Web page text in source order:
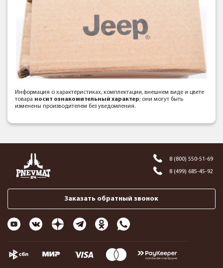
Информация о характеристиках, комплектации, внешнем виде и цвете
товара носит ознакомительный характер; они могут быть
изменены производителем без уведомления.
8 (800) 550-51-69
8 (499) 685-45-92
Заказать обратный звонок